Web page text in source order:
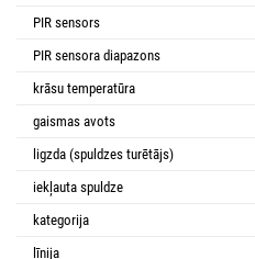
PIR sensors
PIR sensora diapazons
krāsu temperatūra
gaismas avots
ligzda (spuldzes turētājs)
iekļauta spuldze
kategorija
līnija